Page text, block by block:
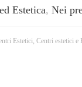
Estetica, Nei
Estetici, Centri estetici e